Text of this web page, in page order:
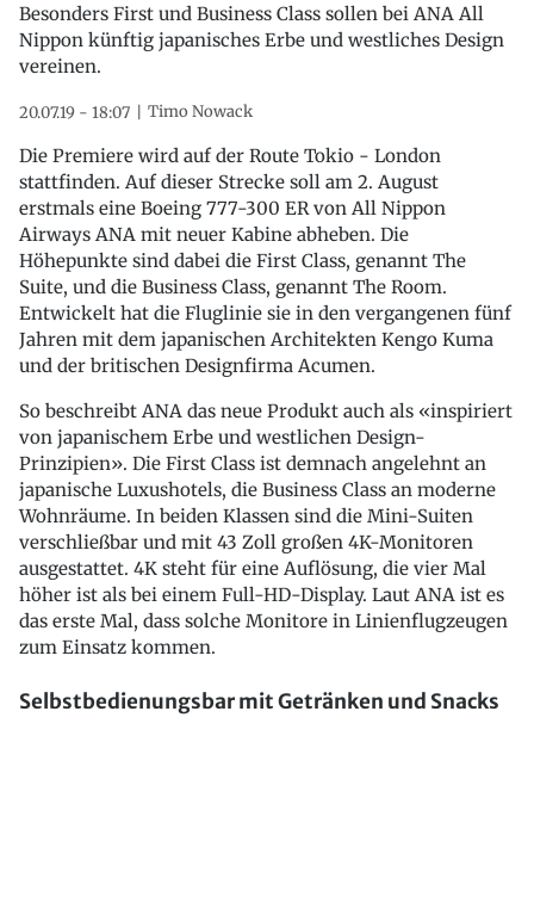
Besonders First und Business Class sollen bei ANA All
Nippon künftig japanisches Erbe und westliches Design
vereinen.
20.07.19 - 18:07 Timo Nowack
Die Premiere wird auf der Route Tokio - London
stattfinden. Auf dieser Strecke soll am 2. August
erstmals eine Boeing 777-300 ER von All Nippon
Airways ANA mit neuer Kabine abheben. Die
Höhepunkte sind dabei die First Class, genannt The
Suite, und die Business Class, genannt The Room.
Entwickelt hat die Fluglinie sie in den vergangenen fünf
Jahren mit dem japanischen Architekten Kengo Kuma
und der britischen Designfirma Acumen.
So beschreibt ANA das neue Produkt auch als «inspiriert
von japanischem Erbe und westlichen Design-
Prinzipien». Die First Class ist demnach angelehnt an
japanische Luxushotels, die Business Class an moderne
Wohnräume. In beiden Klassen sind die Mini-Suiten
verschließbar und mit 43 Zoll großen 4K-Monitoren
ausgestattet. 4K steht für eine Auflösung, die vier Mal
höher ist als bei einem Full-HD-Display. Laut ANA ist es
das erste Mal, dass solche Monitore in Linienflugzeugen
zum Einsatz kommen.
Selbstbedienungsbar mit Getränken und Snacks